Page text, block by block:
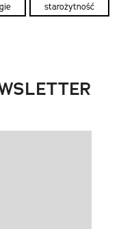
starożytność